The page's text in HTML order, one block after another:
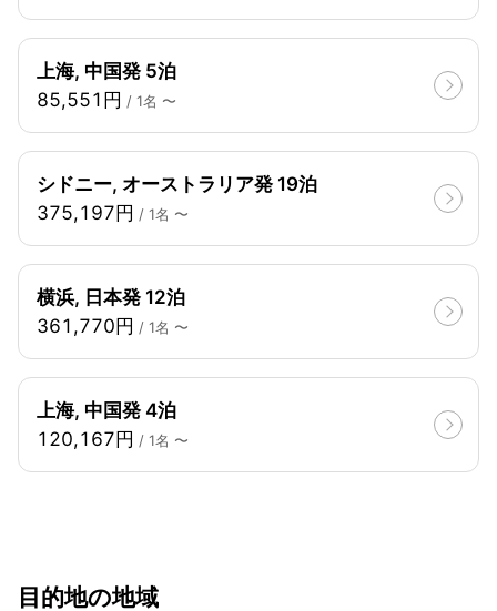
上海, 中国発 5泊
85,551円 / 1名 〜
シドニー, オーストラリア発 19泊
375,197円 / 1名 〜
横浜, 日本発 12泊
361,770円 / 1名 〜
上海, 中国発 4泊
120,167円 / 1名 〜
目的地の地域